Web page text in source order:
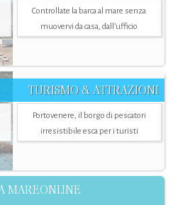
Controllate la barca al mare senza
muovervi da casa, dall’ufficio
TURISMO & ATTRAZIONI
Portovenere, il borgo di pescatori
irresistibile esca per i turisti
MAREONLINE